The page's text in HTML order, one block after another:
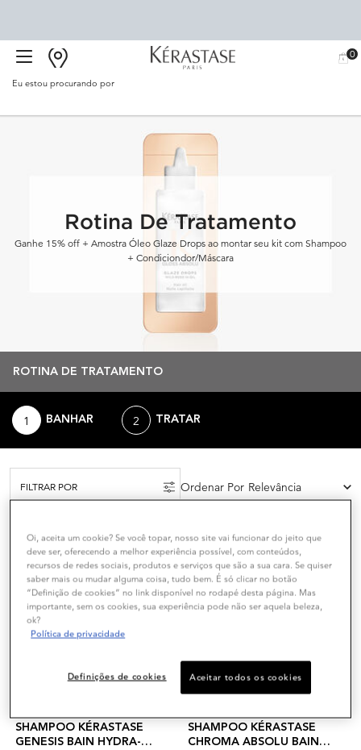
BUSCAR
MEU
0
0
Eu estou procurando por
Rotina De Tratamento
Ganhe 15% off + Amostra Óleo Glaze Drops ao montar seu kit com Shampoo
+ Condiciondor/Máscara
ROTINA DE TRATAMENTO
BANHAR TRATAR
FILTRAR POR
FILTERS MENU Ordenar Por
ICÔNICO
SHAMPOO KÉRASTASE
GENESIS BAIN HYDRA-
PREMIADO
SHAMPOO KÉRASTASE
CHROMA ABSOLU BAIN
Oi, aceita um cookie? Se você topar, nosso site vai funcionar do jeito que
deve ser, oferecendo a melhor experiência possível, com conteúdos,
recursos de redes sociais, produtos e serviços que são a sua cara. Se quiser
saber mais ou mudar alguma coisa, tudo bem. É só clicar no botão
“Definição de cookies” no link disponível no rodapé desta página. Mas
importante, sem os cookies, sua experiência pode não ser aquela beleza,
ok?
Política de privacidade
Definições de cookies Aceitar todos os cookies